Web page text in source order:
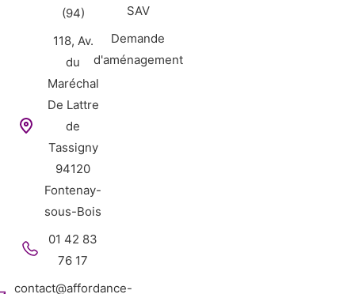
(94)
118, Av.
du
Maréchal
De Lattre
de
Tassigny
94120
Fontenay-
sous-Bois
01 42 83
76 17
contact@affordance-
SAV
Demande
d'aménagement